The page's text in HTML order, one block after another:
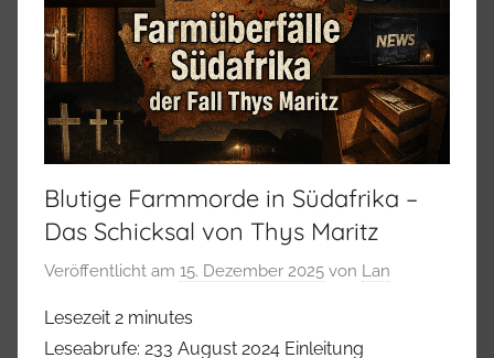
Blutige Farmmorde in Südafrika –
Das Schicksal von Thys Maritz
Veröffentlicht am 15. Dezember 2025 von Lan
Lesezeit 2 minutes
Leseabrufe: 233 August 2024 Einleitung